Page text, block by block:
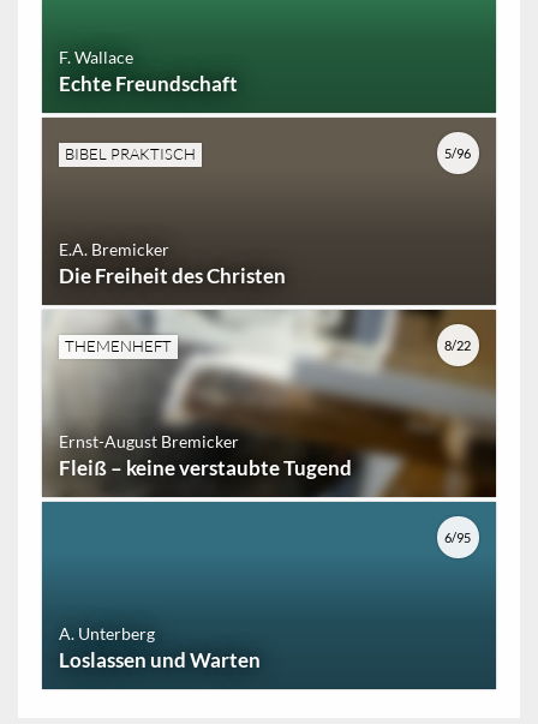
F. Wallace
Echte Freundschaft
BIBEL PRAKTISCH
E.A. Bremicker
Die Freiheit des Christen
5/96
THEMENHEFT
Ernst-August Bremicker
Fleiß – keine verstaubte Tugend
8/22
A. Unterberg
Loslassen und Warten
6/95